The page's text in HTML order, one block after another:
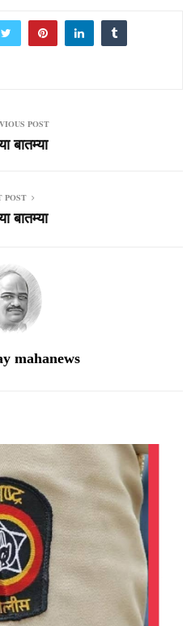
POST
बातम्या
POST
बातम्या
mahanews